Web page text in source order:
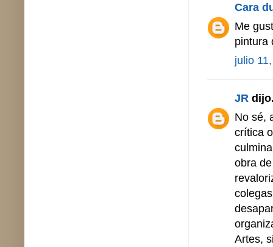
Cara
Me
pintura
julio
JR
No sé,
crítica
obra
Artes,